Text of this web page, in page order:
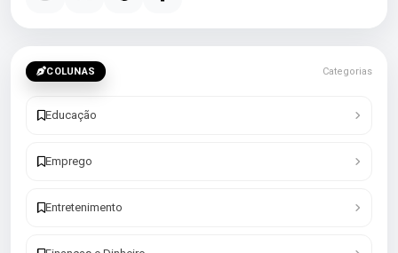
COLUNAS Categorias
Educação
Emprego
Entretenimento